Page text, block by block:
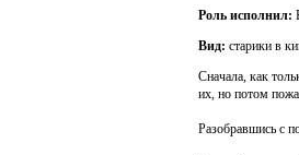
Роль исполнил:
Вид: старики в
Сначала, как
их, но потом
Разобравшись с